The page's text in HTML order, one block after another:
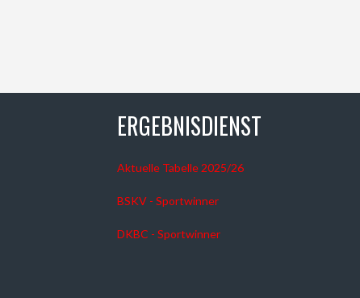
ERGEBNISDIENST
Aktuelle Tabelle 2025/26
BSKV - Sportwinner
DKBC - Sportwinner